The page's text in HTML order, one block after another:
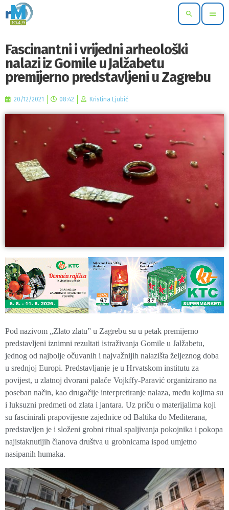
search menu
Fascinantni i vrijedni arheološki
nalazi iz Gomile u Jalžabetu
premijerno predstavljeni u Zagrebu
20/12/2021 08:42 Kristina Ljubić
Pod nazivom „Zlato zlatu” u Zagrebu su u petak premijerno
predstavljeni iznimni rezultati istraživanja Gomile u Jalžabetu,
jednog od najbolje očuvanih i najvažnijih nalazišta željeznog doba
u srednjoj Europi. Predstavljanje je u Hrvatskom institutu za
povijest, u zlatnoj dvorani palače Vojkffy-Paravić organizirano na
poseban način, kao drugačije interpretiranje nalaza, među kojima su
i luksuzni predmeti od zlata i jantara. Uz priču o materijalima koji
su fascinirali prapovijesne zajednice od Baltika do Mediterana,
predstavljen je i složeni grobni ritual spaljivanja pokojnika i pokopa
najistaknutijih članova društva u grobnicama ispod umjetno
nasipanih humaka.